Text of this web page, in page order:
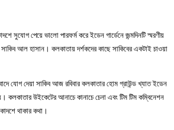
সুযোগ পেয়ে ভালো পারফর্ম করে ইডেন গার্ডেনে জন্মদিনটি স্মরণীয়
সাকিব আল হাসান। কলকাতায় দর্শকদের কাছে সাকিবের একটাই চাওয়া
যোগ দেয়া সাকিব আজ রবিবার কলকাতার হোম গ্রাউন্ড খ্যাত ইডেন
কলকাতার উইকেটের আনাচে কানাচে চেনা এবং টিম টিম কম্বিনেশন
থাকার কথা।